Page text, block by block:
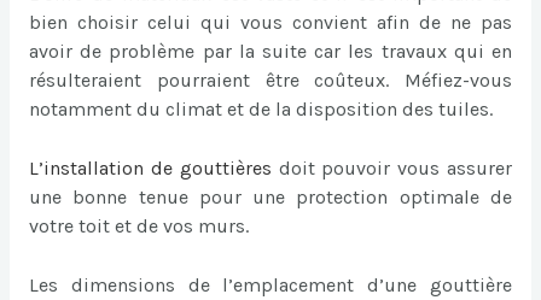
bien choisir celui qui vous convient afin de ne pas
avoir de problème par la suite car les travaux qui en
résulteraient pourraient être coûteux. Méfiez-vous
notamment du climat et de la disposition des tuiles.
L’installation de gouttières doit pouvoir vous assurer
une bonne tenue pour une protection optimale de
votre toit et de vos murs.
Les dimensions de l’emplacement d’une gouttière